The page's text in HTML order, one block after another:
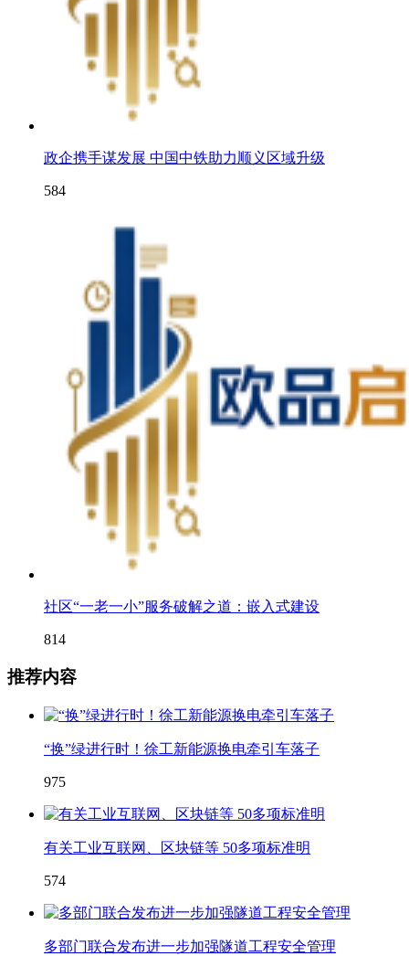
政企携手谋发展 中国中铁助力顺义区域升级
584
社区“一老一小”服务破解之道：嵌入式建设
814
推荐内容
“换”绿进行时！徐工新能源换电牵引车落子
975
有关工业互联网、区块链等 50多项标准明
574
多部门联合发布进一步加强隧道工程安全管理